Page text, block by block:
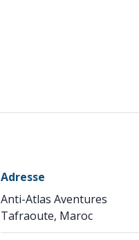
Adresse
Anti-Atlas Aventures
Tafraoute, Maroc